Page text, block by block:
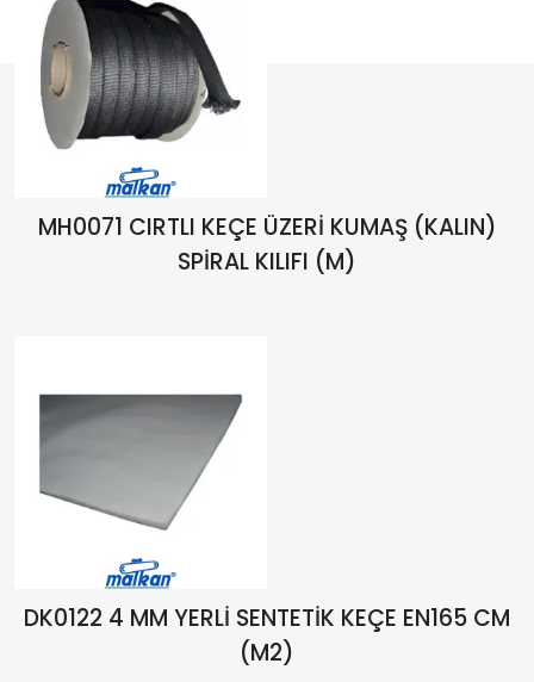
MH0071 CIRTLI KEÇE ÜZERİ KUMAŞ (KALIN)
SPİRAL KILIFI (M)
DK0122 4 MM YERLİ SENTETİK KEÇE EN165 CM
(M2)